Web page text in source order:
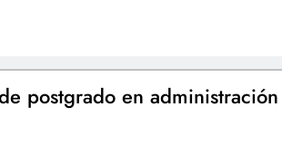
postgrado en administración